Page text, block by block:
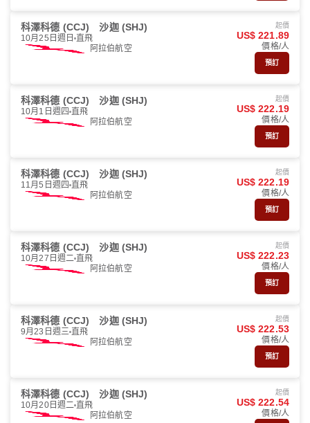
科澤科德 (CCJ) 沙迦 (SHJ)
10月25日週日 直飛
阿拉伯航空
起價
US$ 221.89
價格/人
預訂
科澤科德 (CCJ) 沙迦 (SHJ)
10月1日週四 直飛
阿拉伯航空
起價
US$ 222.19
價格/人
預訂
科澤科德 (CCJ) 沙迦 (SHJ)
11月5日週四 直飛
阿拉伯航空
起價
US$ 222.19
價格/人
預訂
科澤科德 (CCJ) 沙迦 (SHJ)
10月27日週二 直飛
阿拉伯航空
起價
US$ 222.23
價格/人
預訂
科澤科德 (CCJ) 沙迦 (SHJ)
9月23日週三 直飛
阿拉伯航空
起價
US$ 222.53
價格/人
預訂
科澤科德 (CCJ) 沙迦 (SHJ)
10月20日週二 直飛
阿拉伯航空
起價
US$ 222.54
價格/人